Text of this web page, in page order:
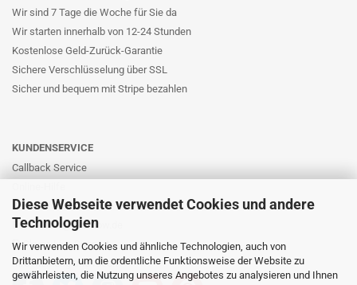
Diese Webseite verwendet Cookies und andere
Technologien
Wir verwenden Cookies und ähnliche Technologien, auch von
Drittanbietern, um die ordentliche Funktionsweise der Website zu
gewährleisten, die Nutzung unseres Angebotes zu analysieren und Ihnen
Wir sind 7 Tage die Woche für Sie da
Wir starten innerhalb von 12-24 Stunden
Kostenlose Geld-Zurück-Garantie
Sichere Verschlüsselung über SSL
Sicher und bequem mit Stripe bezahlen
KUNDENSERVICE
Callback Service
Kontaktformular
E-Mail: info@likernow.de
Skype Live Support
Ihre Meinung und Ideen